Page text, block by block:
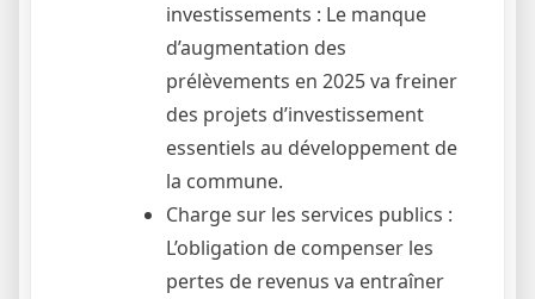
investissements : Le manque
d’augmentation des
prélèvements en 2025 va freiner
des projets d’investissement
essentiels au développement de
la commune.
Charge sur les services publics :
L’obligation de compenser les
pertes de revenus va entraîner